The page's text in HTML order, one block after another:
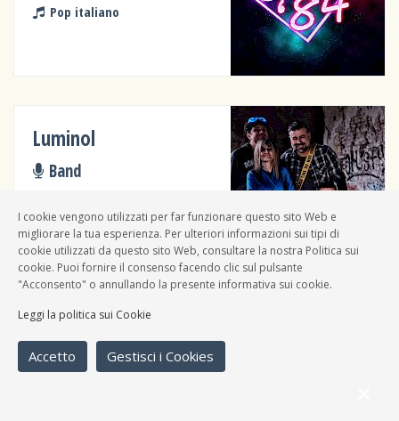
Pop italiano
Luminol
Band
Meteocontro
Band
I cookie vengono utilizzati per far funzionare questo sito Web e
migliorare la tua esperienza. Per ulteriori informazioni sui tipi di
cookie utilizzati da questo sito Web, consultare la nostra Politica sui
cookie. Puoi fornire il consenso facendo clic sul pulsante
"Acconsento" o annullando la presente informativa sui cookie.
Leggi la politica sui Cookie
Accetto Gestisci i Cookies